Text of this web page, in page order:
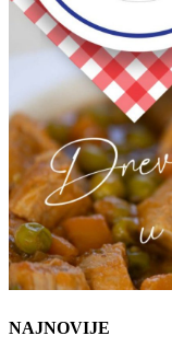
NAJNOVIJE